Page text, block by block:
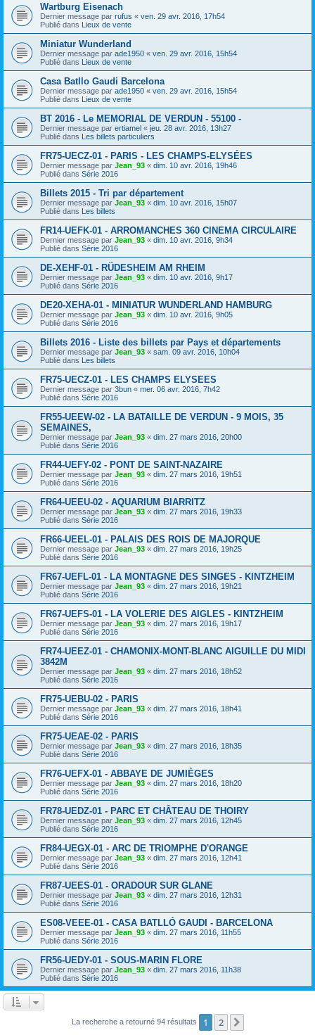
Wartburg Eisenach
Dernier message par rufus « ven. 29 avr. 2016, 17h54
Publié dans Lieux de vente
Miniatur Wunderland
Dernier message par ade1950 « ven. 29 avr. 2016, 15h54
Publié dans Lieux de vente
Casa Batllo Gaudi Barcelona
Dernier message par ade1950 « ven. 29 avr. 2016, 15h54
Publié dans Lieux de vente
BT 2016 - Le MEMORIAL DE VERDUN - 55100 -
Dernier message par ertiamel « jeu. 28 avr. 2016, 13h27
Publié dans Les billets particuliers
FR75-UECZ-01 - PARIS - LES CHAMPS-ELYSÉES
Dernier message par Jean_93 « dim. 10 avr. 2016, 19h46
Publié dans Série 2016
Billets 2015 - Tri par département
Dernier message par Jean_93 « dim. 10 avr. 2016, 15h07
Publié dans Les billets
FR14-UEFK-01 - ARROMANCHES 360 CINEMA CIRCULAIRE
Dernier message par Jean_93 « dim. 10 avr. 2016, 9h34
Publié dans Série 2016
DE-XEHF-01 - RÜDESHEIM AM RHEIM
Dernier message par Jean_93 « dim. 10 avr. 2016, 9h17
Publié dans Série 2016
DE20-XEHA-01 - MINIATUR WUNDERLAND HAMBURG
Dernier message par Jean_93 « dim. 10 avr. 2016, 9h05
Publié dans Série 2016
Billets 2016 - Liste des billets par Pays et départements
Dernier message par Jean_93 « sam. 09 avr. 2016, 10h04
Publié dans Les billets
FR75-UECZ-01 - LES CHAMPS ELYSEES
Dernier message par 3bun « mer. 06 avr. 2016, 7h42
Publié dans Série 2016
FR55-UEEW-02 - LA BATAILLE DE VERDUN - 9 MOIS, 35
SEMAINES,
Dernier message par Jean_93 « dim. 27 mars 2016, 20h00
Publié dans Série 2016
FR44-UEFY-02 - PONT DE SAINT-NAZAIRE
Dernier message par Jean_93 « dim. 27 mars 2016, 19h51
Publié dans Série 2016
FR64-UEEU-02 - AQUARIUM BIARRITZ
Dernier message par Jean_93 « dim. 27 mars 2016, 19h33
Publié dans Série 2016
FR66-UEEL-01 - PALAIS DES ROIS DE MAJORQUE
Dernier message par Jean_93 « dim. 27 mars 2016, 19h25
Publié dans Série 2016
FR67-UEFL-01 - LA MONTAGNE DES SINGES - KINTZHEIM
Dernier message par Jean_93 « dim. 27 mars 2016, 19h21
Publié dans Série 2016
FR67-UEFS-01 - LA VOLERIE DES AIGLES - KINTZHEIM
Dernier message par Jean_93 « dim. 27 mars 2016, 19h17
Publié dans Série 2016
FR74-UEEZ-01 - CHAMONIX-MONT-BLANC AIGUILLE DU MIDI
3842M
Dernier message par Jean_93 « dim. 27 mars 2016, 18h52
Publié dans Série 2016
FR75-UEBU-02 - PARIS
Dernier message par Jean_93 « dim. 27 mars 2016, 18h41
Publié dans Série 2016
FR75-UEAE-02 - PARIS
Dernier message par Jean_93 « dim. 27 mars 2016, 18h35
Publié dans Série 2016
FR76-UEFX-01 - ABBAYE DE JUMIÈGES
Dernier message par Jean_93 « dim. 27 mars 2016, 18h20
Publié dans Série 2016
FR78-UEDZ-01 - PARC ET CHÂTEAU DE THOIRY
Dernier message par Jean_93 « dim. 27 mars 2016, 12h45
Publié dans Série 2016
FR84-UEGX-01 - ARC DE TRIOMPHE D'ORANGE
Dernier message par Jean_93 « dim. 27 mars 2016, 12h41
Publié dans Série 2016
FR87-UEES-01 - ORADOUR SUR GLANE
Dernier message par Jean_93 « dim. 27 mars 2016, 12h31
Publié dans Série 2016
ES08-VEEE-01 - CASA BATLLÓ GAUDI - BARCELONA
Dernier message par Jean_93 « dim. 27 mars 2016, 11h55
Publié dans Série 2016
FR56-UEDY-01 - SOUS-MARIN FLORE
Dernier message par Jean_93 « dim. 27 mars 2016, 11h38
Publié dans Série 2016
La recherche a retourné 94 résultats 1 2